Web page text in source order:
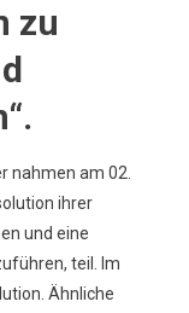
zu
nahmen am 02.
ihrer
und eine
teil. Im
Ähnliche